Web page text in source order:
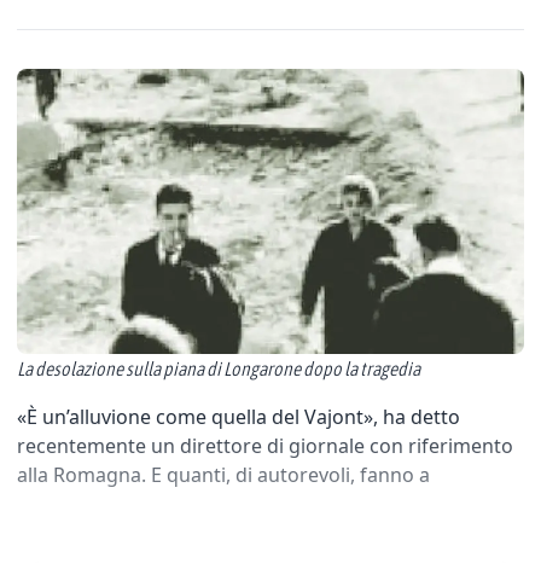
La desolazione sulla piana di Longarone dopo la tragedia
«È un’alluvione come quella del Vajont», ha detto
recentemente un direttore di giornale con riferimento
alla Romagna. E quanti, di autorevoli, fanno a